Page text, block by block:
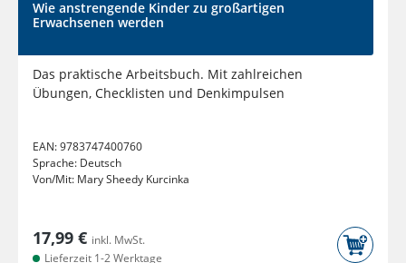
Wie anstrengende Kinder zu großartigen
Erwachsenen werden
Das praktische Arbeitsbuch. Mit zahlreichen
Übungen, Checklisten und Denkimpulsen
EAN:9783747400760
Sprache: Deutsch
Von/Mit: Mary Sheedy Kurcinka
17,99 € inkl. MwSt.
Lieferzeit 1-2 Werktage